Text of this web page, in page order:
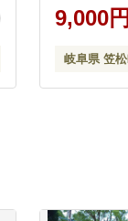
9,000円
岐阜県 笠